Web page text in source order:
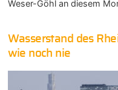
Weser-Göhl an diesem
Wasserstand des
wie noch nie